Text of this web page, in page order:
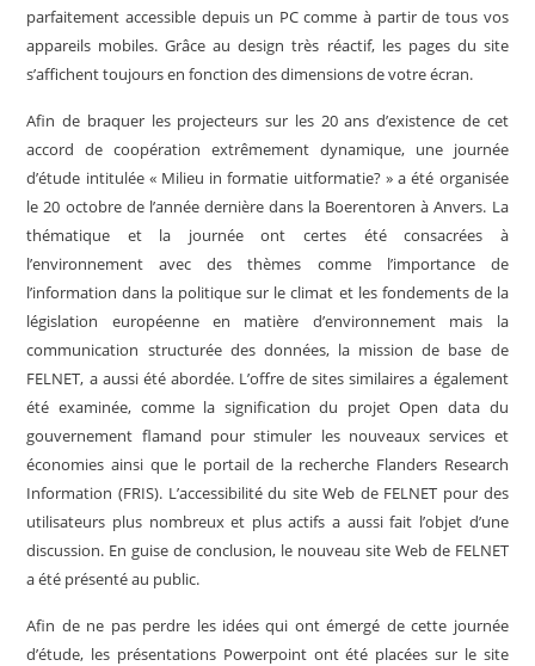
parfaitement accessible depuis un PC comme à partir de tous vos
appareils mobiles. Grâce au design très réactif, les pages du site
s’affichent toujours en fonction des dimensions de votre écran.
Afin de braquer les projecteurs sur les 20 ans d’existence de cet
accord de coopération extrêmement dynamique, une journée
d’étude intitulée « Milieu in formatie uitformatie? » a été organisée
le 20 octobre de l’année dernière dans la Boerentoren à Anvers. La
thématique et la journée ont certes été consacrées à
l’environnement avec des thèmes comme l’importance de
l’information dans la politique sur le climat et les fondements de la
législation européenne en matière d’environnement mais la
communication structurée des données, la mission de base de
FELNET, a aussi été abordée. L’offre de sites similaires a également
été examinée, comme la signification du projet Open data du
gouvernement flamand pour stimuler les nouveaux services et
économies ainsi que le portail de la recherche Flanders Research
Information (FRIS). L’accessibilité du site Web de FELNET pour des
utilisateurs plus nombreux et plus actifs a aussi fait l’objet d’une
discussion. En guise de conclusion, le nouveau site Web de FELNET
a été présenté au public.
Afin de ne pas perdre les idées qui ont émergé de cette journée
d’étude, les présentations Powerpoint ont été placées sur le site